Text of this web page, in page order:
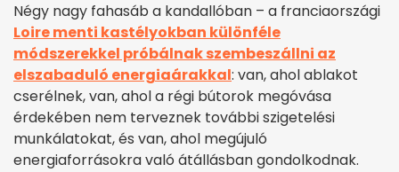
Négy nagy fahasáb a kandallóban – a franciaországi
Loire menti kastélyokban különféle
módszerekkel próbálnak szembeszállni az
elszabaduló energiaárakkal: van, ahol ablakot
cserélnek, van, ahol a régi bútorok megóvása
érdekében nem terveznek további szigetelési
munkálatokat, és van, ahol megújuló
energiaforrásokra való átállásban gondolkodnak.